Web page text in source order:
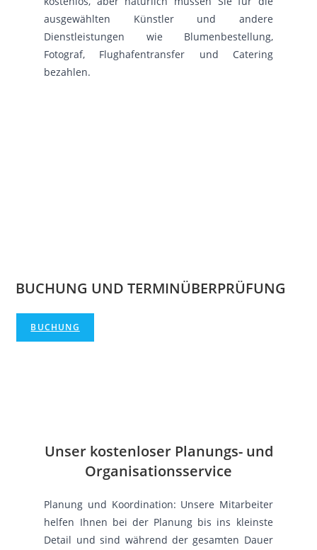
ausgewählten Künstler und andere
Dienstleistungen wie Blumenbestellung,
Fotograf, Flughafentransfer und Catering
bezahlen.
BUCHUNG UND TERMINÜBERPRÜFUNG
BUCHUNG
Unser kostenloser Planungs- und
Organisationsservice
Planung und Koordination: Unsere Mitarbeiter
helfen Ihnen bei der Planung bis ins kleinste
Detail und sind während der gesamten Dauer